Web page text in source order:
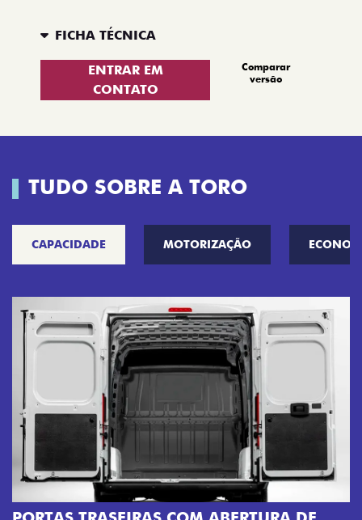
FICHA TÉCNICA
ENTRAR EM
CONTATO
Comparar
versão
TUDO SOBRE A TORO
CAPACIDADE MOTORIZAÇÃO